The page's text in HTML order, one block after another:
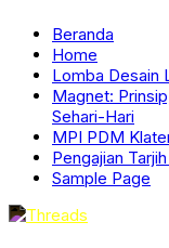
Beranda
Home
Lomba Desain
Magnet:
Sehari-Hari
MPI PDM
Pengajian
Sample Page